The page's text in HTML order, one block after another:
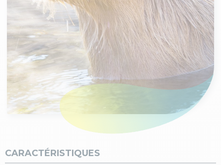
CARACTÉRISTIQUES